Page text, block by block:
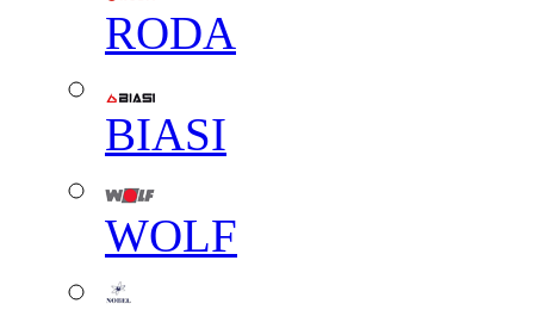
RODA
BIASI
WOLF